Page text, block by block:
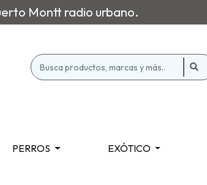
Montt radio urbano.
PERROS EXÓTICO